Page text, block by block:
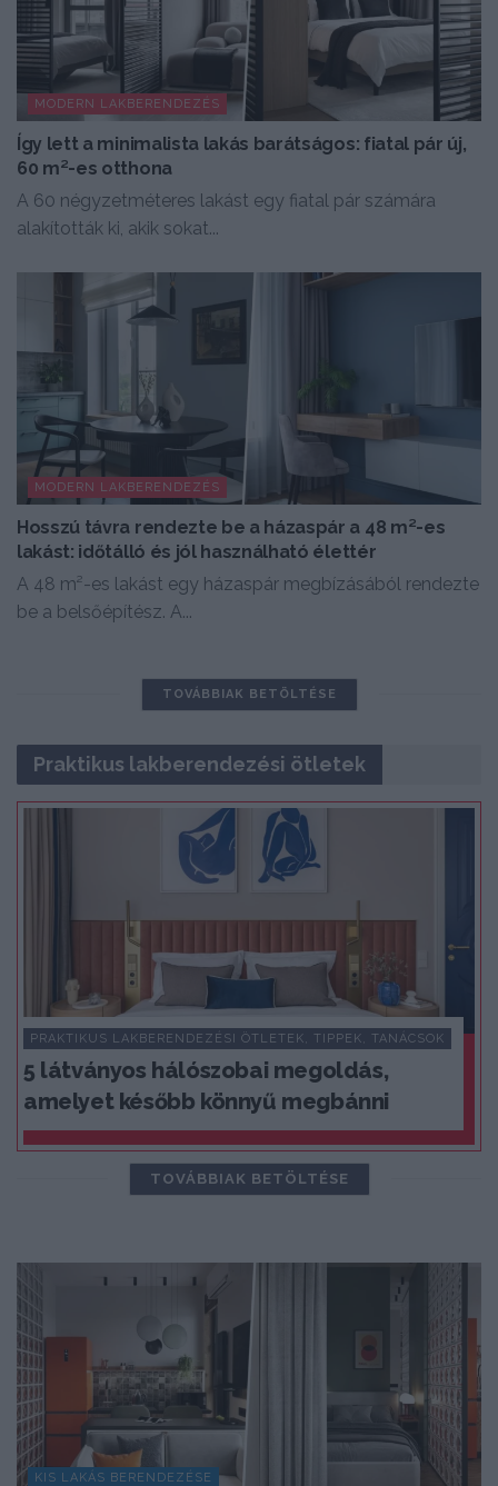
MODERN LAKBERENDEZÉS
Így lett a minimalista lakás barátságos: fiatal pár új,
60 m²-es otthona
A 60 négyzetméteres lakást egy fiatal pár számára
alakították ki, akik sokat...
MODERN LAKBERENDEZÉS
Hosszú távra rendezte be a házaspár a 48 m²-es
lakást: időtálló és jól használható élettér
A 48 m²-es lakást egy házaspár megbízásából rendezte
be a belsőépítész. A...
TOVÁBBIAK BETÖLTÉSE
Praktikus lakberendezési ötletek
PRAKTIKUS LAKBERENDEZÉSI ÖTLETEK, TIPPEK, TANÁCSOK
5 látványos hálószobai megoldás,
amelyet később könnyű megbánni
TOVÁBBIAK BETÖLTÉSE
KIS LAKÁS BERENDEZÉSE